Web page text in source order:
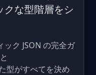
クな型階層をシ
ック JSON の完全ガ
型がすべてを決め